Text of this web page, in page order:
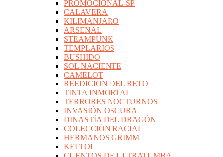
PROMOCIONAL-SP
CALAVERA
KILIMANJARO
ARSENAL
STEAMPUNK
TEMPLARIOS
BUSHIDO
SOL NACIENTE
CAMELOT
REEDICION DEL RETO
TINTA INMORTAL
TERRORES NOCTURNOS
INVASIÓN OSCURA
DINASTÍA DEL DRAGÓN
COLECCIÓN RACIAL
HERMANOS GRIMM
KELTOI